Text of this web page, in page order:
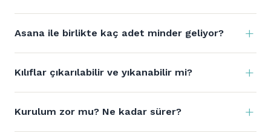
Asana ile birlikte kaç adet minder geliyor?
Kılıflar çıkarılabilir ve yıkanabilir mi?
Kurulum zor mu? Ne kadar sürer?